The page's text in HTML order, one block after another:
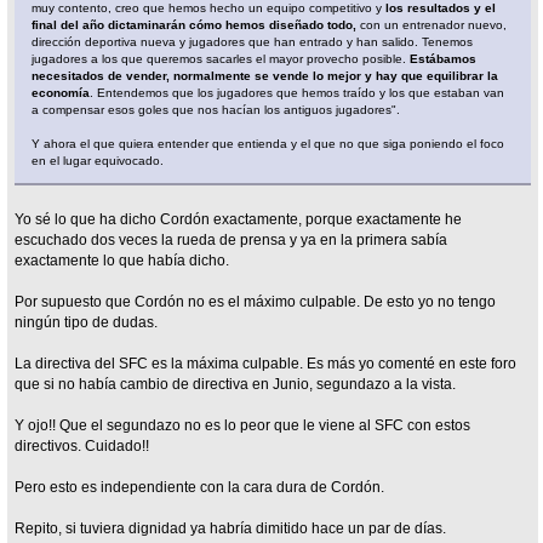
muy contento, creo que hemos hecho un equipo competitivo ylos resultados y el
final del año dictaminarán cómo hemos diseñado todo, con un entrenador nuevo,
dirección deportiva nueva y jugadores que han entrado y han salido. Tenemos
jugadores a los que queremos sacarles el mayor provecho posible.Estábamos
necesitados de vender, normalmente se vende lo mejor y hay que equilibrar la
economía
. Entendemos que los jugadores que hemos traído y los que estaban van
a compensar esos goles que nos hacían los antiguos jugadores".
Y ahora el que quiera entender que entienda y el que no que siga poniendo el foco
en el lugar equivocado.
Yo sé lo que ha dicho Cordón exactamente, porque exactamente he
escuchado dos veces la rueda de prensa y ya en la primera sabía
exactamente lo que había dicho.
Por supuesto que Cordón no es el máximo culpable. De esto yo no tengo
ningún tipo de dudas.
La directiva del SFC es la máxima culpable. Es más yo comenté en este foro
que si no había cambio de directiva en Junio, segundazo a la vista.
Y ojo!! Que el segundazo no es lo peor que le viene al SFC con estos
directivos. Cuidado!!
Pero esto es independiente con la cara dura de Cordón.
Repito, si tuviera dignidad ya habría dimitido hace un par de días.